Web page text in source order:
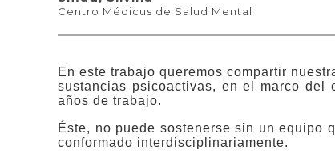
Centro Médicus de Salud Mental
En este trabajo queremos compartir
sustancias psicoactivas, en el marco del
años de trabajo.
Éste, no puede sostenerse sin un equipo
conformado interdisciplinariamente.